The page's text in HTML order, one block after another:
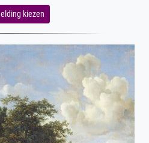
kiezen